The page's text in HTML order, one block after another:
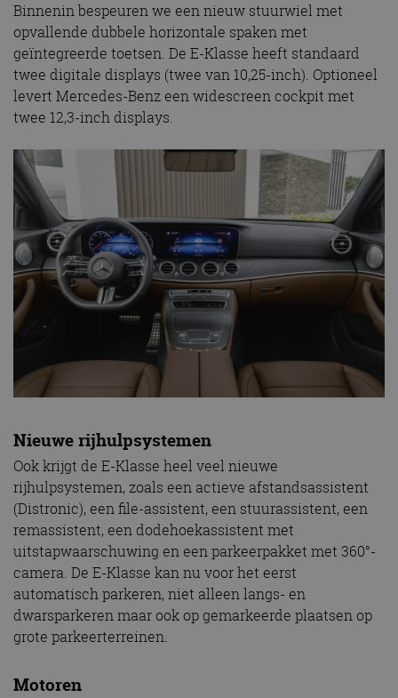
Binnenin bespeuren we een nieuw stuurwiel met
opvallende dubbele horizontale spaken met
geïntegreerde toetsen. De E-Klasse heeft standaard
twee digitale displays (twee van 10,25-inch). Optioneel
levert Mercedes-Benz een widescreen cockpit met
twee 12,3-inch displays.
Nieuwe rijhulpsystemen
Ook krijgt de E-Klasse heel veel nieuwe
rijhulpsystemen, zoals een actieve afstandsassistent
(Distronic), een file-assistent, een stuurassistent, een
remassistent, een dodehoekassistent met
uitstapwaarschuwing en een parkeerpakket met 360°-
camera. De E-Klasse kan nu voor het eerst
automatisch parkeren, niet alleen langs- en
dwarsparkeren maar ook op gemarkeerde plaatsen op
grote parkeerterreinen.
Motoren